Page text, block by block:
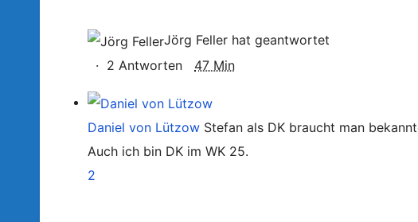
Jörg Feller hat geantwortet
· 2 Antworten 47 Min
Daniel von Lützow Stefan als DK braucht man
Auch ich bin DK im WK 25.
2